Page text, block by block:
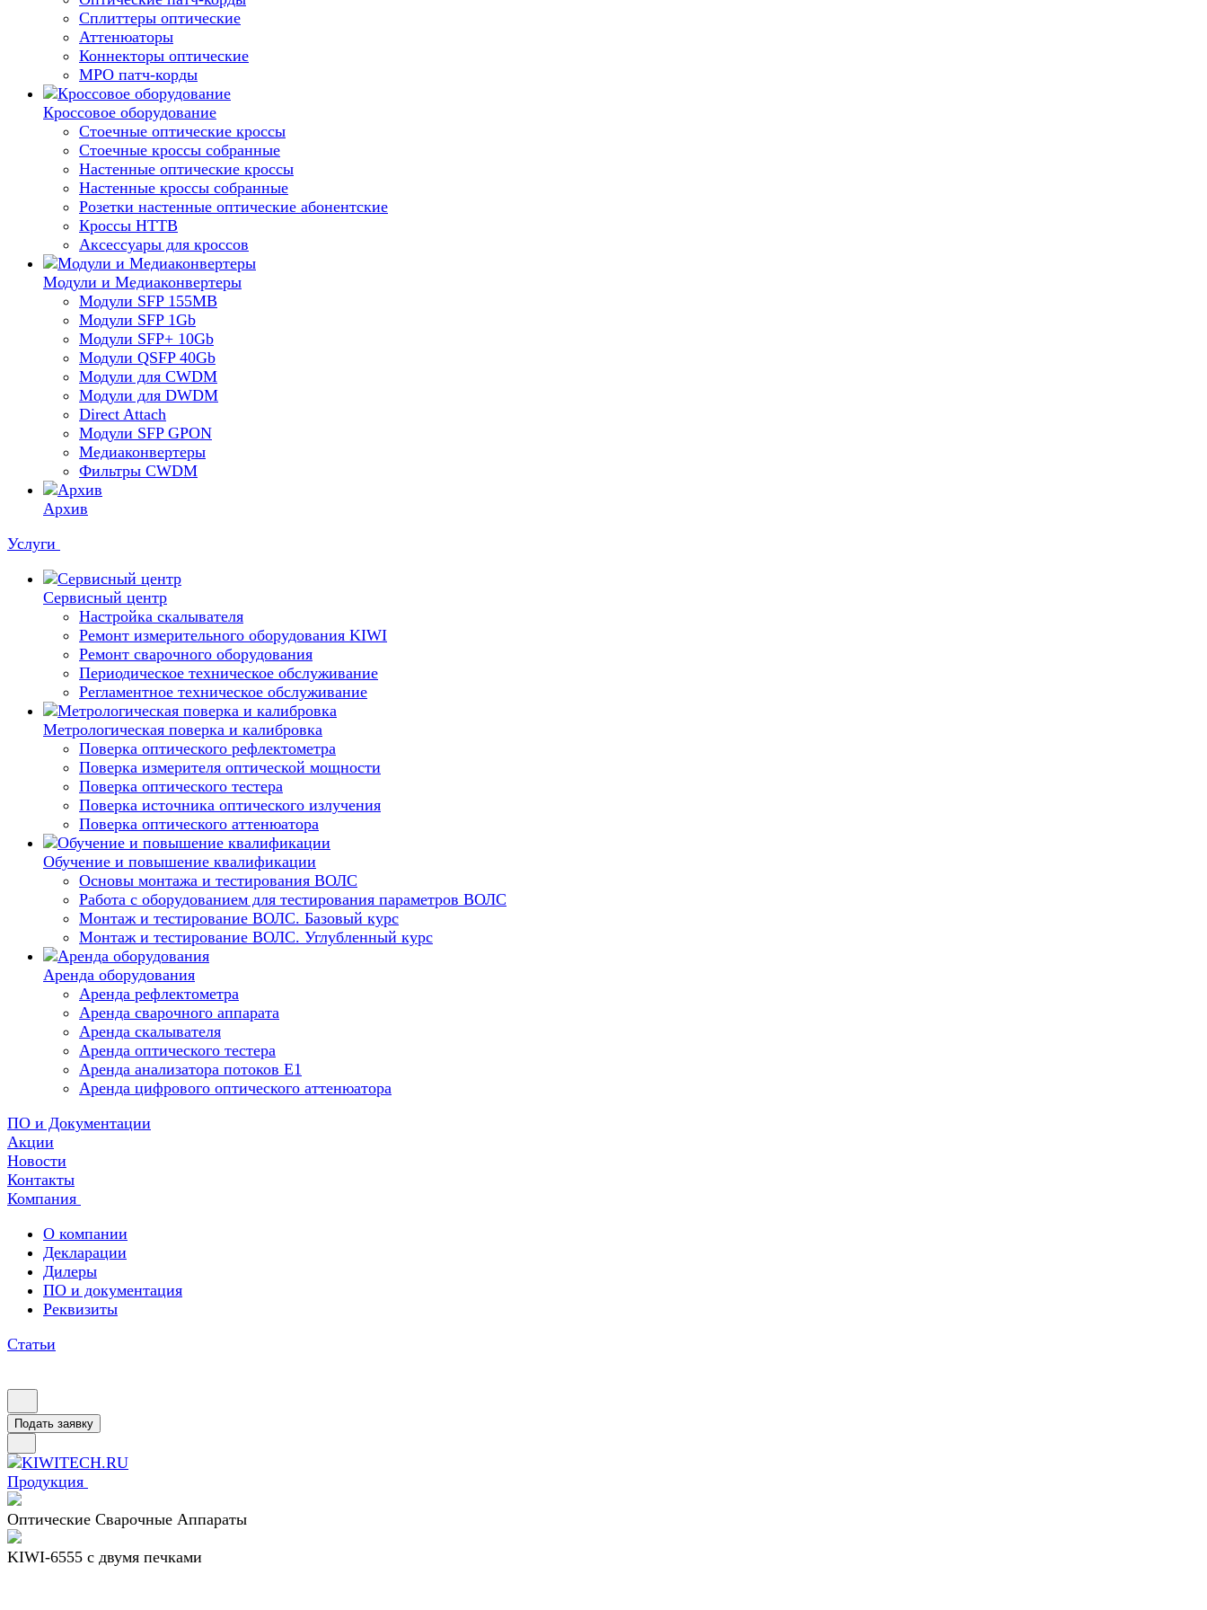
Сплиттеры оптические
Аттенюаторы
Коннекторы оптические
MPO патч-корды
Кроссовое оборудование
Стоечные оптические кроссы
Стоечные кроссы собранные
Настенные оптические кроссы
Настенные кроссы собранные
Розетки настенные оптические абонентские
Кроссы HTTB
Аксессуары для кроссов
Модули и Медиаконвертеры
Модули SFP 155MB
Модули SFP 1Gb
Модули SFP+ 10Gb
Модули QSFP 40Gb
Модули для CWDM
Модули для DWDM
Direct Attach
Модули SFP GPON
Медиаконвертеры
Фильтры CWDM
Архив
Услуги
Сервисный центр
Настройка скалывателя
Ремонт измерительного оборудования KIWI
Ремонт сварочного оборудования
Периодическое техническое обслуживание
Регламентное техническое обслуживание
Метрологическая поверка и калибровка
Поверка оптического рефлектометра
Поверка измерителя оптической мощности
Поверка оптического тестера
Поверка источника оптического излучения
Поверка оптического аттенюатора
Обучение и повышение квалификации
Основы монтажа и тестирования ВОЛС
Работа с оборудованием для тестирования параметров ВОЛС
Монтаж и тестирование ВОЛС. Базовый курс
Монтаж и тестирование ВОЛС. Углубленный курс
Аренда оборудования
Аренда рефлектометра
Аренда сварочного аппарата
Аренда скалывателя
Аренда оптического тестера
Аренда анализатора потоков Е1
Аренда цифрового оптического аттенюатора
ПО и Документации
Акции
Новости
Контакты
Компания
О компании
Декларации
Дилеры
ПО и документация
Реквизиты
Статьи
Подать заявку
Продукция
Оптические Сварочные Аппараты
KIWI-6555 c двумя печками